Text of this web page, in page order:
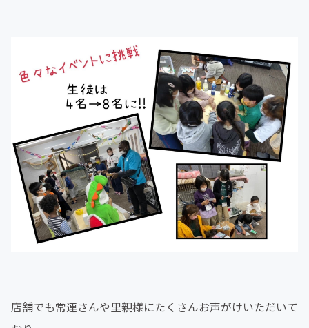
店舗でも常連さんや里親様にたくさんお声がけいただいて